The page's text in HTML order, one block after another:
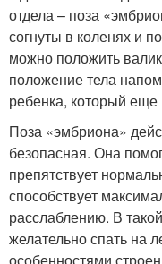
отдела – поза
согнуты в коленях и
можно положить
положение тела
ребенка, который еще
Поза «эмбриона»
безопасная. Она
препятствует
способствует
расслаблению. В
желательно спать на